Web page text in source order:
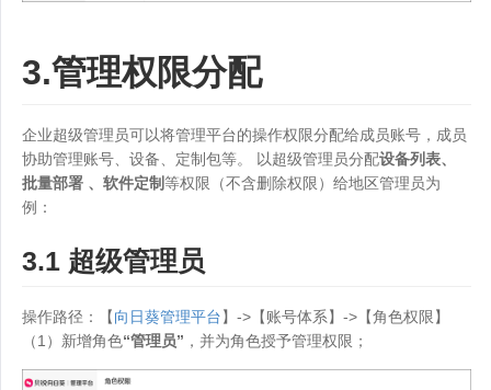
3.管理权限分配
企业超级管理员可以将管理平台的操作权限分配给成员账号，成员
协助管理账号、设备、定制包等。 以超级管理员分配设备列表、
批量部署 、软件定制等权限（不含删除权限）给地区管理员为
例：
3.1 超级管理员
操作路径：【向日葵管理平台】->【账号体系】->【角色权限】
（1）新增角色“管理员” ，并为角色授予管理权限；